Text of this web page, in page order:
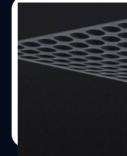
หัวหน้าใหญ่ Xbox เชื่อ
X/S จะขาดตลาดต่อไป
ฟิล สเปนเซอร์ รองประธานบ
ฝ่าย Xbox ระบุว่าใครที่กำลังร
PS5 ในเร็ว ๆ นี้ อาจต้องฝันสล